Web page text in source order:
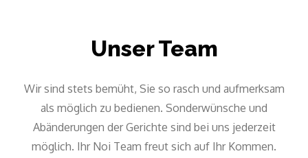
Unser Team
Wir sind stets bemüht, Sie so rasch und aufmerksam
als möglich zu bedienen. Sonderwünsche und
Abänderungen der Gerichte sind bei uns jederzeit
möglich. Ihr Noi Team freut sich auf Ihr Kommen.